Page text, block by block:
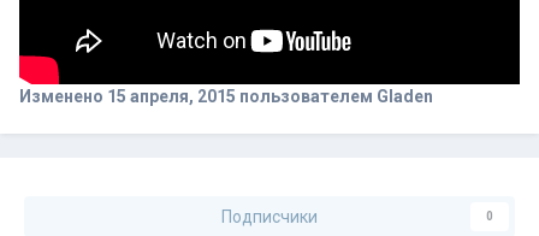
Изменено 15 апреля, 2015 пользователем Gladen
Подписчики 0